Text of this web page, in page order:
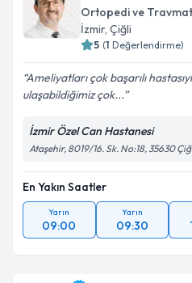
Ortopedi ve
İzmir, Çiğli
5 (1 Değerlendirme)
Ameliyatları çok başarılı
ulaşabildiğimiz çok...
İzmir Özel Can Hastanesi
Ataşehir, 8019/16. Sk. No:18, 35630
En Yakın Saatler
Yarın
09:00
Yarın
09:30